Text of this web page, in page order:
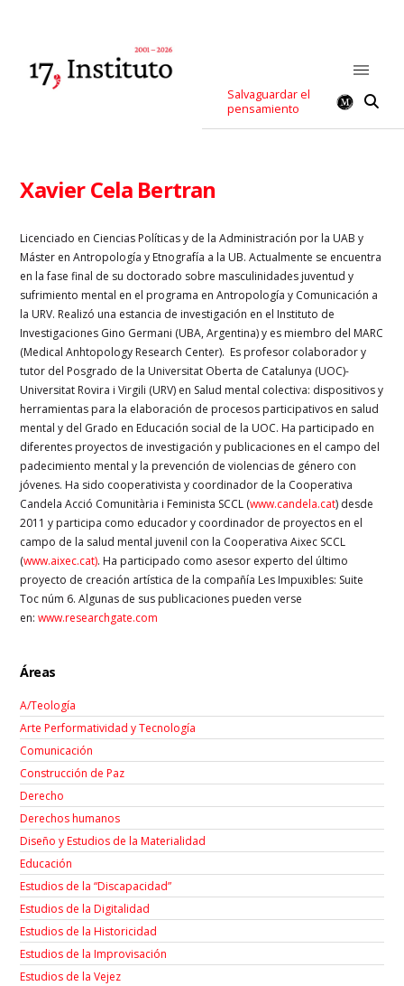
Salvaguardar el
pensamiento
Xavier Cela Bertran
Licenciado en Ciencias Políticas y de la Administración por la UAB y
Máster en Antropología y Etnografía a la UB. Actualmente se encuentra
en la fase final de su doctorado sobre masculinidades juventud y
sufrimiento mental en el programa en Antropología y Comunicación a
la URV. Realizó una estancia de investigación en el Instituto de
Investigaciones Gino Germani (UBA, Argentina) y es miembro del MARC
(Medical Anhtopology Research Center). Es profesor colaborador y
tutor del Posgrado de la Universitat Oberta de Catalunya (UOC)-
Universitat Rovira i Virgili (URV) en Salud mental colectiva: dispositivos y
herramientas para la elaboración de procesos participativos en salud
mental y del Grado en Educación social de la UOC. Ha participado en
diferentes proyectos de investigación y publicaciones en el campo del
padecimiento mental y la prevención de violencias de género con
jóvenes. Ha sido cooperativista y coordinador de la Cooperativa
Candela Acció Comunitària i Feminista SCCL (www.candela.cat) desde
2011 y participa como educador y coordinador de proyectos en el
campo de la salud mental juvenil con la Cooperativa Aixec SCCL
(www.aixec.cat). Ha participado como asesor experto del último
proyecto de creación artística de la compañía Les Impuxibles: Suite
Toc núm 6. Algunas de sus publicaciones pueden verse
en:www.researchgate.com
Áreas
A/Teología
Arte Performatividad y Tecnología
Comunicación
Construcción de Paz
Derecho
Derechos humanos
Diseño y Estudios de la Materialidad
Educación
Estudios de la “Discapacidad”
Estudios de la Digitalidad
Estudios de la Historicidad
Estudios de la Improvisación
Estudios de la Vejez